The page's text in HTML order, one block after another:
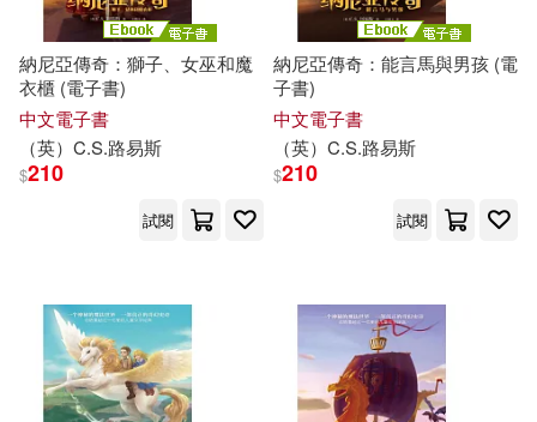
柯南・道爾(9) 茂松貴子(9)
陶文(9) 鼎文公職名師群(9)
（俄）列夫·托爾斯泰(9)
（美）亨利·詹姆斯(9)
（英）奧斯汀·弗里曼(9)
(德)埃里希·凱斯特納(8)
法律出版社(40)
生活‧讀書‧新知三聯書店(40)
目川文化數位股份有限公司(38)
華東師範大學出版社(38)
納尼亞傳奇：獅子、女巫和魔
衣櫃 (電子書)
中文電子書
（英）C.S.路易斯
$210
試閱
納尼亞傳奇：能言馬與男孩 (電
子書)
中文電子書
（英）C.S.路易斯
$210
試閱